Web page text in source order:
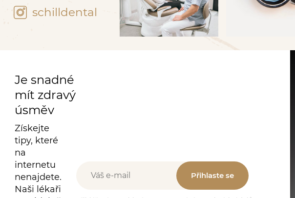
schilldental
Je snadné
mít zdravý
úsměv
Získejte
tipy, které
na
internetu
nenajdete.
Naši lékaři
Přihlaste se